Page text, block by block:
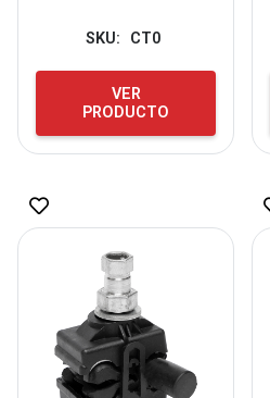
SKU: CT0
VER
PRODUCTO